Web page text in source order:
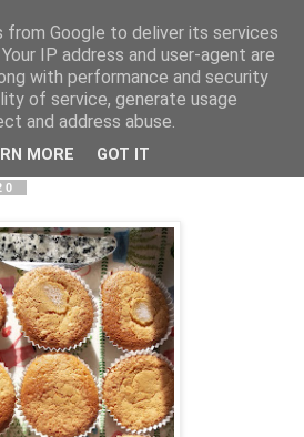
María Elizalde
pero sin candado".
from Google to deliver its services
IP address and user-agent are
with performance and security
of service, generate usage
and address abuse.
MORE GOT IT